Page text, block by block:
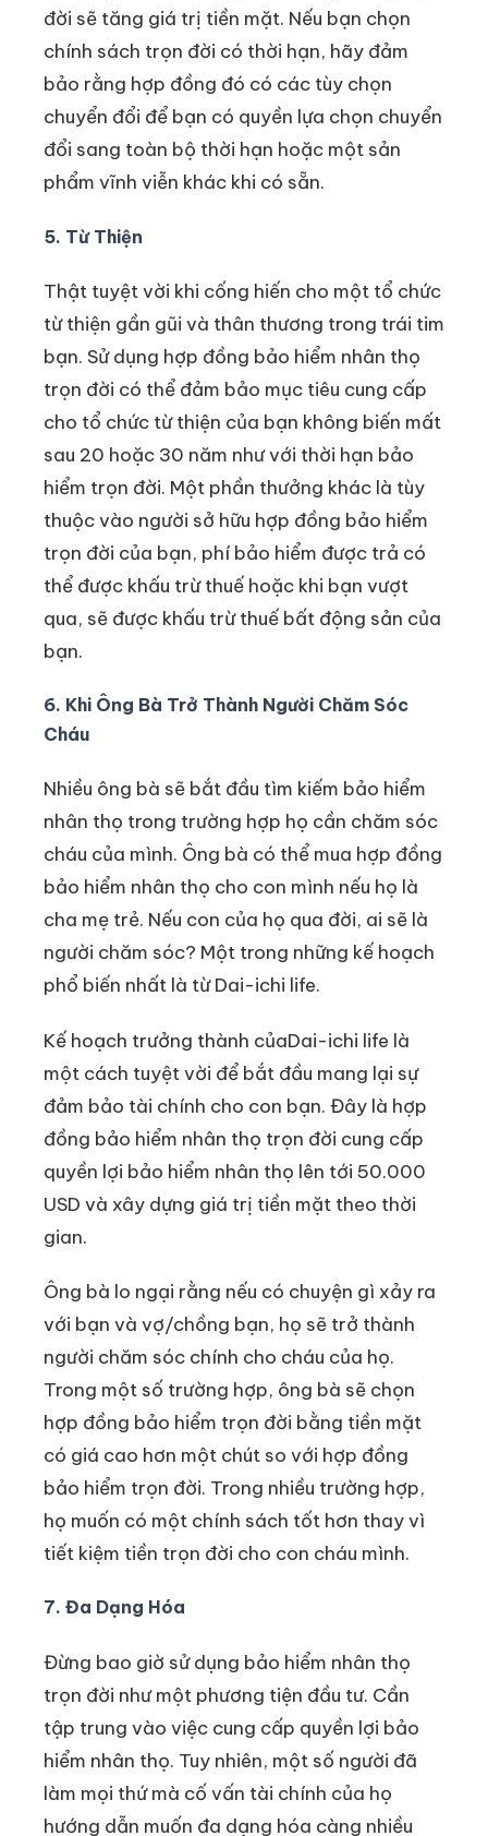
đời sẽ tăng giá trị tiền mặt. Nếu bạn chọn
chính sách trọn đời có thời hạn, hãy đảm
bảo rằng hợp đồng đó có các tùy chọn
chuyển đổi để bạn có quyền lựa chọn chuyển
đổi sang toàn bộ thời hạn hoặc một sản
phẩm vĩnh viễn khác khi có sẵn.
5. Từ Thiện
Thật tuyệt vời khi cống hiến cho một tổ chức
từ thiện gần gũi và thân thương trong trái tim
bạn. Sử dụng hợp đồng bảo hiểm nhân thọ
trọn đời có thể đảm bảo mục tiêu cung cấp
cho tổ chức từ thiện của bạn không biến mất
sau 20 hoặc 30 năm như với thời hạn bảo
hiểm trọn đời. Một phần thưởng khác là tùy
thuộc vào người sở hữu hợp đồng bảo hiểm
trọn đời của bạn, phí bảo hiểm được trả có
thể được khấu trừ thuế hoặc khi bạn vượt
qua, sẽ được khấu trừ thuế bất động sản của
bạn.
6. Khi Ông Bà Trở Thành Người Chăm Sóc
Cháu
Nhiều ông bà sẽ bắt đầu tìm kiếm bảo hiểm
nhân thọ trong trường hợp họ cần chăm sóc
cháu của mình. Ông bà có thể mua hợp đồng
bảo hiểm nhân thọ cho con mình nếu họ là
cha mẹ trẻ. Nếu con của họ qua đời, ai sẽ là
người chăm sóc? Một trong những kế hoạch
phổ biến nhất là từ Dai-ichi life.
Kế hoạch trưởng thành củaDai-ichi life là
một cách tuyệt vời để bắt đầu mang lại sự
đảm bảo tài chính cho con bạn. Đây là hợp
đồng bảo hiểm nhân thọ trọn đời cung cấp
quyền lợi bảo hiểm nhân thọ lên tới 50.000
USD và xây dựng giá trị tiền mặt theo thời
gian.
Ông bà lo ngại rằng nếu có chuyện gì xảy ra
với bạn và vợ/chồng bạn, họ sẽ trở thành
người chăm sóc chính cho cháu của họ.
Trong một số trường hợp, ông bà sẽ chọn
hợp đồng bảo hiểm trọn đời bằng tiền mặt
có giá cao hơn một chút so với hợp đồng
bảo hiểm trọn đời. Trong nhiều trường hợp,
họ muốn có một chính sách tốt hơn thay vì
tiết kiệm tiền trọn đời cho con cháu mình.
7. Đa Dạng Hóa
Đừng bao giờ sử dụng bảo hiểm nhân thọ
trọn đời như một phương tiện đầu tư. Cần
tập trung vào việc cung cấp quyền lợi bảo
hiểm nhân thọ. Tuy nhiên, một số người đã
làm mọi thứ mà cố vấn tài chính của họ
hướng dẫn muốn đa dạng hóa càng nhiều